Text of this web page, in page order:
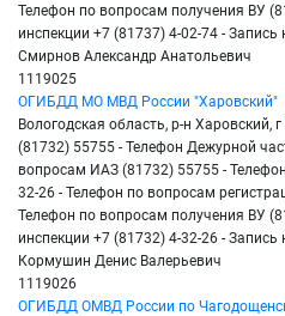
Телефон по вопросам получения ВУ
инспекции +7 (81737) 4-02-74 - Запись
Смирнов Александр Анатольевич
1119025
ОГИБДД МО МВД России "Харовский"
Вологодская область, р-н Харовский,
(81732) 55755 - Телефон Дежурной
вопросам ИАЗ (81732) 55755 -
32-26 - Телефон по вопросам
Телефон по вопросам получения ВУ
инспекции +7 (81732) 4-32-26 - Запись
Кормушин Денис Валерьевич
1119026
ОГИБДД ОМВД России по